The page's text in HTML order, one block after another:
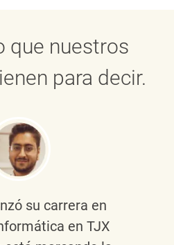
que nuestros
para decir.
su carrera en
en TJX